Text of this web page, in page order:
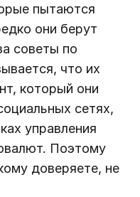
пытаются
они берут
советы по
что их
который они
сетях,
управления
Поэтому
доверяете, не